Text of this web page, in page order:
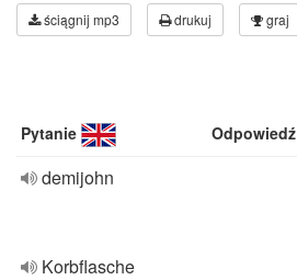
ściągnij mp3 drukuj graj
Pytanie Odpowiedź
demijohn
Korbflasche